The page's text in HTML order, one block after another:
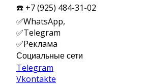
☎️ +7 (925) 484-31-02
✅WhatsApp,
✅Telegram
✅Реклама
Социальные сети
Telegram
Vkontakte